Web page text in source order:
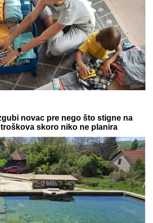
Evropu, sada po specijalnoj
do 31.8.
u dvorištu i samo je nestala: Posle
zanemeo je kada je saznao